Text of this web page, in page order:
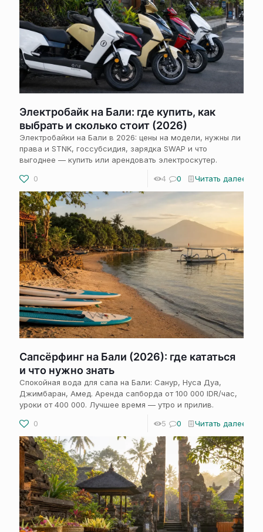
Электробайк на Бали: где купить, как
выбрать и сколько стоит (2026)
Электробайки на Бали в 2026: цены на модели, нужны ли
права и STNK, госсубсидия, зарядка SWAP и что
выгоднее — купить или арендовать электроскутер.
0
4 0 Читать далее
Сапсёрфинг на Бали (2026): где кататься
и что нужно знать
Спокойная вода для сапа на Бали: Санур, Нуса Дуа,
Джимбаран, Амед. Аренда сапборда от 100 000 IDR/час,
уроки от 400 000. Лучшее время — утро и прилив.
0
5 0 Читать далее